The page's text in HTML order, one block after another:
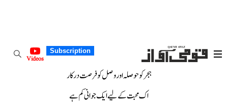
Subscription
Videos
ہجر کو حوصلہ اور وصل کو فرصت درکار
اک محبت کے لیے ایک جوانی کم ہے